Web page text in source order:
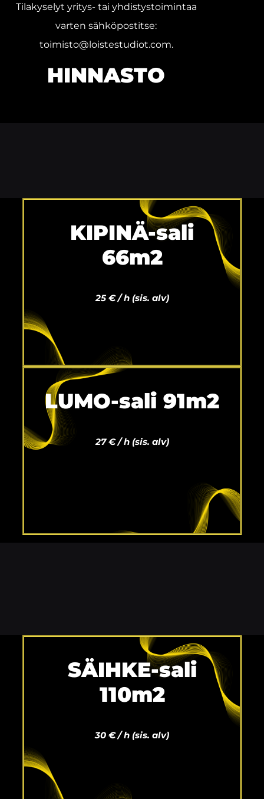
Tilakyselyt yritys- tai yhdistystoimintaa
varten sähköpostitse:
toimisto@loistestudiot.com.
HINNASTO
KIPINÄ-sali
66m2
25 € / h (sis. alv)
LUMO-sali 91m2
27 € / h (sis. alv)
SÄIHKE-sali
110m2
30 € / h (sis. alv)